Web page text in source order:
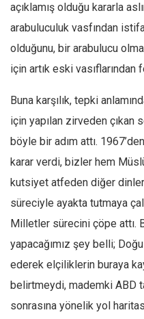
açıklamış olduğu kararla
arabuluculuk vasfından
olduğunu, bir arabulucu
için artık eski
Buna karşılık, tepki
için yapılan zirveden çıkan
böyle bir adım attı.
karar verdi, bizler hem
kutsiyet atfeden diğer
süreciyle ayakta tutmaya
Milletler sürecini çöpe attı.
yapacağımız şey belli;
ederek elçiliklerin buraya
belirtmeydi, mademki ABD
sonrasına yönelik yol